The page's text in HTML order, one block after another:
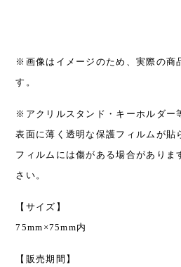
※画像はイメージのため、実際の商
す。
※アクリルスタンド・キーホルダー
表面に薄く透明な保護フィルムが貼
フィルムには傷がある場合がありま
さい。
【サイズ】
75mm×75mm内
【販売期間】